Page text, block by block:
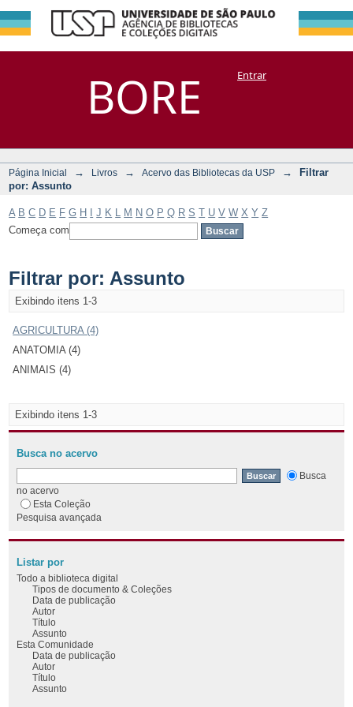
BORE
Filtrar por:
Assunto
DSpace/Manakin + CoriscoEntrar
Página Inicial → Livros → Acervo das Bibliotecas da USP →
Filtrar
por: Assunto
A B C D E F G H J K M N O P Q R S T U V W X Y Z
Começa com
Filtrar por: Assunto
Exibindo itens 1-3
AGRICULTURA (4)
ANATOMIA (4)
ANIMAIS (4)
Exibindo itens 1-3
Busca no acervo
Busca
no acervo
Esta Coleção
Pesquisa avançada
Listar por
Todo a biblioteca digital
Tipos de documento & Coleções
Data de publicação
Autor
Título
Assunto
Esta Comunidade
Data de publicação
Autor
Título
Assunto